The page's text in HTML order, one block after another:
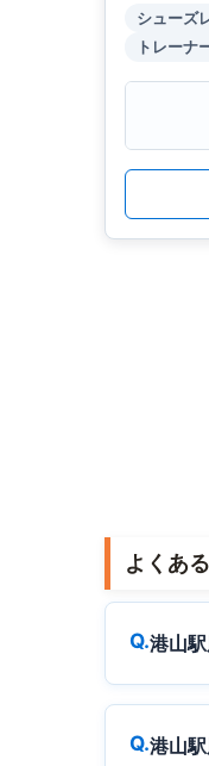
シューズ
トレーナ
よくあ
港山
港山